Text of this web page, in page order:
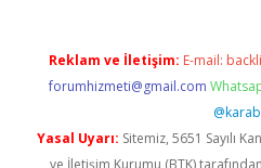
Reklam ve İletişim: E-mail:
forumhizmeti@gmail.com
Yasal Uyarı: Sitemiz, 5651 Sayılı
ve İletişim Kurumu (BTK)